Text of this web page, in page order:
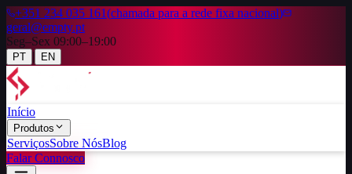
+351 234 035 161(chamada para a rede fixa nacional)
geral@empty.pt
Seg–Sex 09:00–19:00
PT | EN
Início
Produtos
ServiçosSobre NósBlog
Falar Connosco